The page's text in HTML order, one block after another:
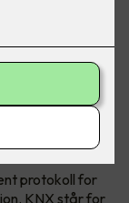
KNX
og bolig.
protokoll for
KNX står for